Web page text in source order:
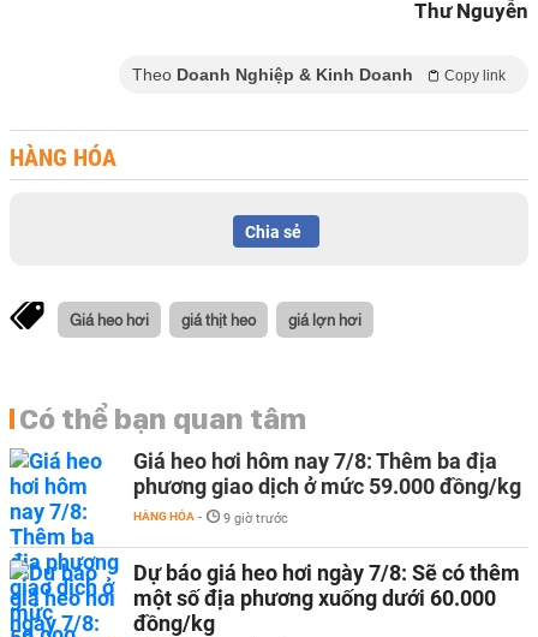
Thư Nguyễn
Theo Doanh Nghiệp & Kinh Doanh Copy link
HÀNG HÓA
Chia sẻ
Giá heo hơi giá thịt heo giá lợn hơi
Có thể bạn quan tâm
Giá heo hơi hôm nay 7/8: Thêm ba địa
phương giao dịch ở mức 59.000 đồng/kg
HÀNG HÓA - 9 giờ trước
Dự báo giá heo hơi ngày 7/8: Sẽ có thêm
một số địa phương xuống dưới 60.000
đồng/kg